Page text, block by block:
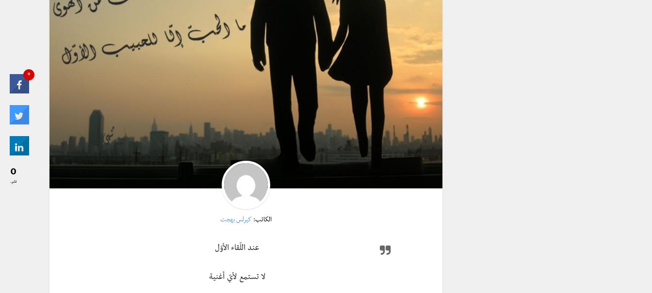
الكاتب: كيرلس بهجت
عند اللّقاء الأوّل
لا تستمع لأيّ أغنية
0
0
نشر..